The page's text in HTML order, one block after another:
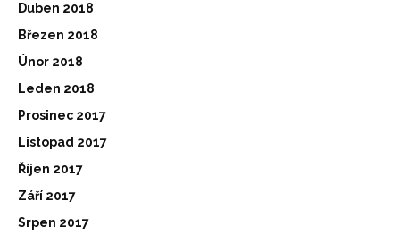
Duben 2018
Březen 2018
Únor 2018
Leden 2018
Prosinec 2017
Listopad 2017
Říjen 2017
Září 2017
Srpen 2017